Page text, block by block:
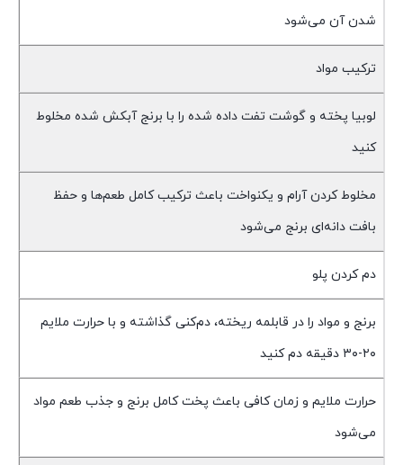
شدن آن می‌شود
ترکیب مواد
لوبیا پخته و گوشت تفت داده شده را با برنج آبکش شده مخلوط
کنید
مخلوط کردن آرام و یکنواخت باعث ترکیب کامل طعم‌ها و حفظ
بافت دانه‌ای برنج می‌شود
دم کردن پلو
برنج و مواد را در قابلمه ریخته، دم‌کنی گذاشته و با حرارت ملایم
۲۰-۳۰ دقیقه دم کنید
حرارت ملایم و زمان کافی باعث پخت کامل برنج و جذب طعم مواد
می‌شود